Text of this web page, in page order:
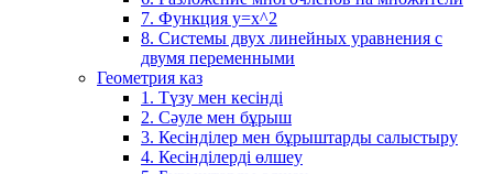
7. Функция y=x^2
8. Системы двух линейных уравнения с
двумя переменными
Геометрия каз
1. Түзу мен кесінді
2. Сәуле мен бұрыш
3. Кесінділер мен бұрыштарды салыстыру
4. Кесінділерді өлшеу